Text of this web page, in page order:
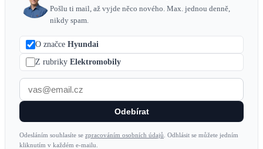
Pošlu ti mail, až vyjde něco nového. Max. jednou denně,
nikdy spam.
O značce Hyundai
Z rubriky Elektromobily
Odebírat
Odesláním souhlasíte se zpracováním osobních údajů . Odhlásit se můžete jedním
kliknutím v každém e-mailu.